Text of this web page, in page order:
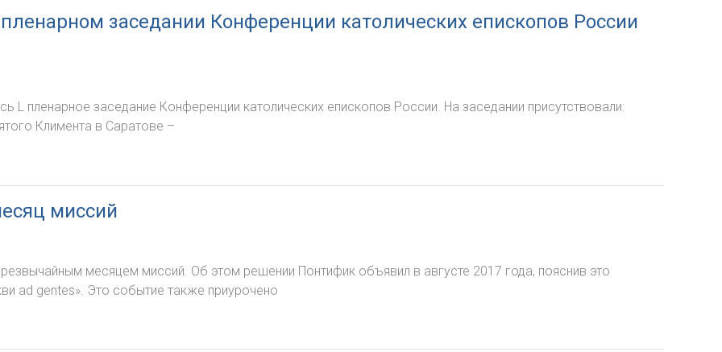
заседании Конференции католических епископов России
L пленарное заседание Конференции католических епископов России. На заседании присутствовали:
Климента в Саратове –
миссий
месяцем миссий. Об этом решении Понтифик объявил в августе 2017 года, пояснив это
ad gentes». Это событие также приурочено